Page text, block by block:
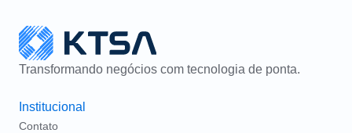
Transformando negócios com tecnologia de ponta.
Institucional
Contato